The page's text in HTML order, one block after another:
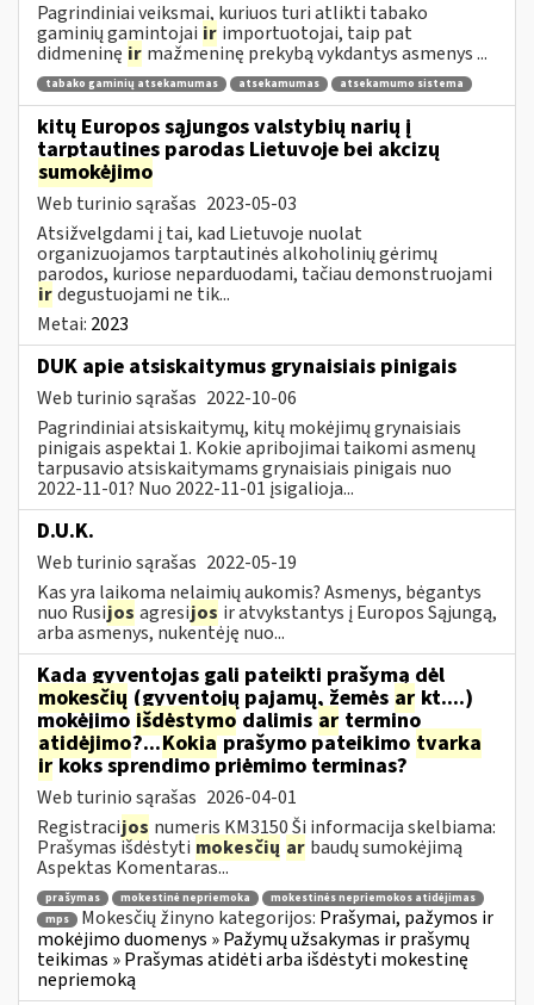
Pagrindiniai veiksmai, kuriuos turi atlikti tabako
gaminių gamintojai ir importuotojai, taip pat
didmeninę ir mažmeninę prekybą vykdantys asmenys ...
tabako gaminių atsekamumas atsekamumas atsekamumo sistema
kitų Europos sąjungos valstybių narių į
tarptautines parodas Lietuvoje bei akcizų
sumokėjimo
Web turinio sąrašas 2023-05-03
Atsižvelgdami į tai, kad Lietuvoje nuolat
organizuojamos tarptautinės alkoholinių gėrimų
parodos, kuriose neparduodami, tačiau demonstruojami
irdegustuojami ne tik...
Metai: 2023
DUK apie atsiskaitymus grynaisiais pinigais
Web turinio sąrašas 2022-10-06
Pagrindiniai atsiskaitymų, kitų mokėjimų grynaisiais
pinigais aspektai 1. Kokie apribojimai taikomi asmenų
tarpusavio atsiskaitymams grynaisiais pinigais nuo
2022-11-01? Nuo 2022-11-01 įsigalioja...
D.U.K.
Web turinio sąrašas 2022-05-19
Kas yra laikoma nelaimių aukomis? Asmenys, bėgantys
nuo Rusijos agresijos ir atvykstantys į Europos Sąjungą,
arba asmenys, nukentėję nuo...
Kada gyventojas gali pateikti prašymą dėl
mokesčių (gyventojų pajamų, žemės ar kt....)
mokėjimo išdėstymo dalimis ar termino
atidėjimo?...Kokiaprašymo pateikimo tvarka
irkoks sprendimo priėmimo terminas?
Web turinio sąrašas 2026-04-01
Registracijos numeris KM3150 Ši informacija skelbiama:
Prašymas išdėstyti mokesčių ar baudų sumokėjimą
Aspektas Komentaras...
prašymas mokestinė nepriemoka
mokestinės nepriemokos atidėjimas
mps
Mokesčių žinyno kategorijos: Prašymai, pažymos ir
mokėjimo duomenys » Pažymų užsakymas ir prašymų
teikimas » Prašymas atidėti arba išdėstyti mokestinę
nepriemoką